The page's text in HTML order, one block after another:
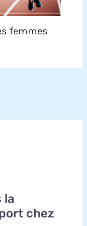
femmes
la
chez